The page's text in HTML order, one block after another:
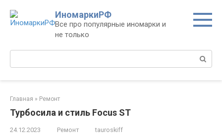
контенту
ИномаркиРФ
Все про популярные иномарки и
не только
Поиск:
Главная » Ремонт
Турбосила и стиль Focus ST
24.12.2023 Ремонт tauroskiff